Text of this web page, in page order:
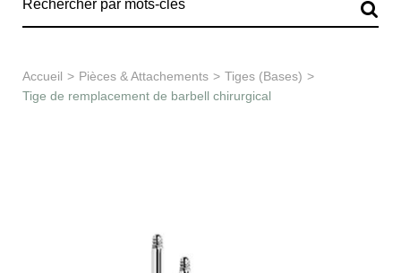
Découvrir la collection
Accueil > Pièces & Attachements > Tiges (Bases) >
Tige de remplacement de barbell chirurgical